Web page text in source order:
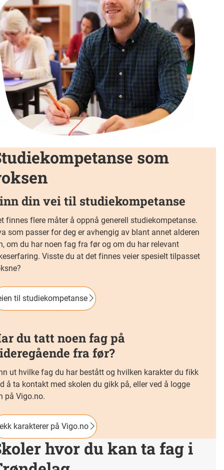
som
din vei til studiekompetanse
finnes flere måter å oppnå generell studiekompetanse.
som passer for deg er avhengig av blant annet alderen
om du har noen fag fra før og om du har relevant
Visste du at det finnes veier spesielt tilpasset
til studiekompetanse
du tatt noen fag på
fra før?
ut hvilke fag du har bestått og hvilken karakter du fikk
å ta kontakt med skolen du gikk på, eller ved å logge
på Vigo.no.
karakterer på Vigo.no
hvor du kan ta fag i